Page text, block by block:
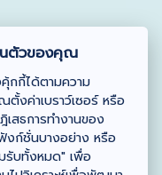
นตัวของคุณ
กกี้ได้ตามความ
งค่าเบราว์เซอร์ หรือ
สธการทำงานของ
งก์ชั่นบางอย่าง หรือ
บทั้งหมด" เพื่อ